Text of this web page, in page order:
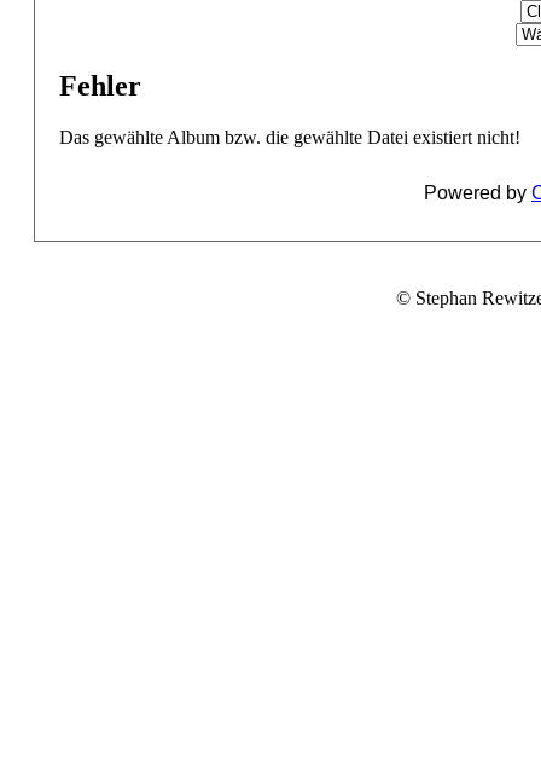
Fehler
Das gewählte Album bzw. die gewählte Datei existiert nicht!
Powered by
© Stephan